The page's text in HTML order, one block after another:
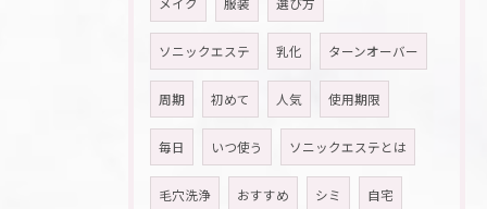
ソニックエステ 乳化 ターンオーバー
周期 初めて 人気 使用期限
毎日 いつ使う ソニックエステとは
毛穴洗浄 おすすめ シミ 自宅